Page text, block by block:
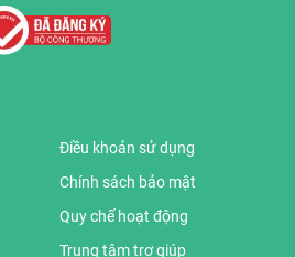
Điều khoản sử dụng
Chính sách bảo mật
Quy chế hoạt động
Trung tâm trợ giúp